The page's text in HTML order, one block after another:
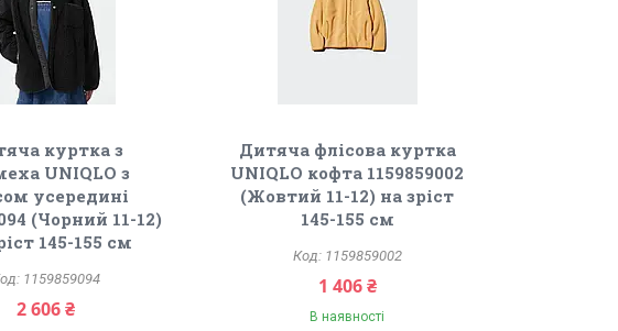
куртка з
UNIQLO з
усередині
(Чорний 11-12)
145-155 см
1159859094
2 606 ₴
Дитяча флісова куртка
UNIQLO кофта 1159859002
(Жовтий 11-12) на зріст
145-155 см
1159859002
1 406 ₴
В наявності